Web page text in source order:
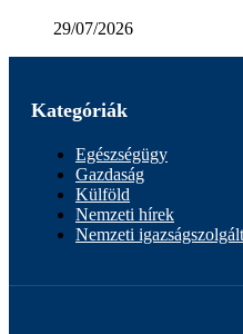
29/07/2026
Kategóriák
Egészségügy
Gazdaság
Külföld
Nemzeti hírek
Nemzeti